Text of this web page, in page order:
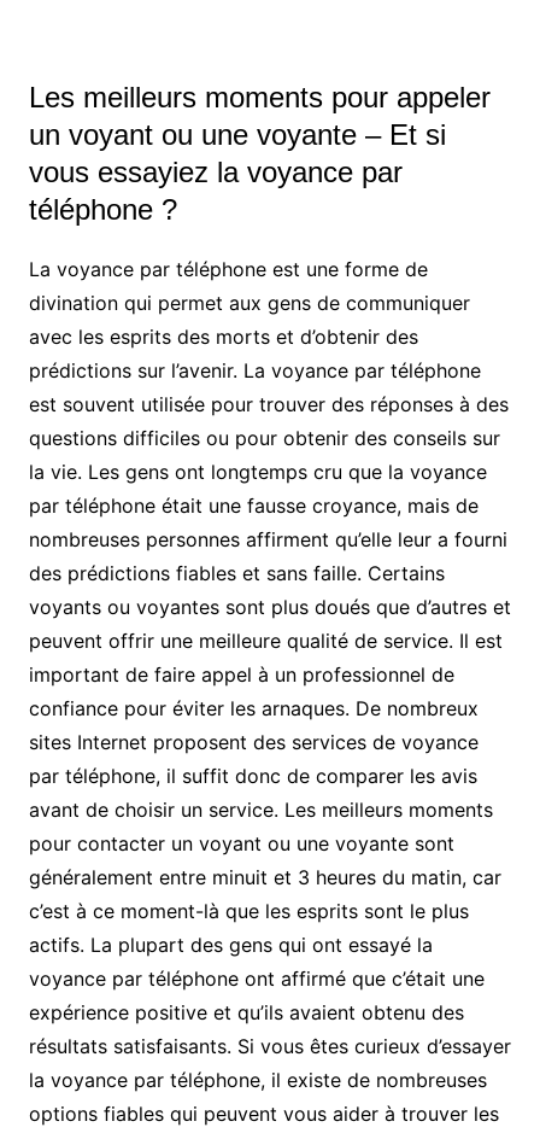
Les meilleurs moments pour appeler
un voyant ou une voyante – Et si
vous essayiez la voyance par
téléphone ?
La voyance par téléphone est une forme de
divination qui permet aux gens de communiquer
avec les esprits des morts et d’obtenir des
prédictions sur l’avenir. La voyance par téléphone
est souvent utilisée pour trouver des réponses à des
questions difficiles ou pour obtenir des conseils sur
la vie. Les gens ont longtemps cru que la voyance
par téléphone était une fausse croyance, mais de
nombreuses personnes affirment qu’elle leur a fourni
des prédictions fiables et sans faille. Certains
voyants ou voyantes sont plus doués que d’autres et
peuvent offrir une meilleure qualité de service. Il est
important de faire appel à un professionnel de
confiance pour éviter les arnaques. De nombreux
sites Internet proposent des services de voyance
par téléphone, il suffit donc de comparer les avis
avant de choisir un service. Les meilleurs moments
pour contacter un voyant ou une voyante sont
généralement entre minuit et 3 heures du matin, car
c’est à ce moment-là que les esprits sont le plus
actifs. La plupart des gens qui ont essayé la
voyance par téléphone ont affirmé que c’était une
expérience positive et qu’ils avaient obtenu des
résultats satisfaisants. Si vous êtes curieux d’essayer
la voyance par téléphone, il existe de nombreuses
options fiables qui peuvent vous aider à trouver les